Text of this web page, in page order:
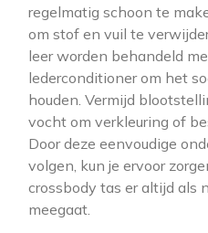
regelmatig schoon te
om stof en vuil te
leer worden behandeld
lederconditioner om het
houden. Vermijd
vocht om verkleuring of
Door deze eenvoudige
volgen, kun je ervoor
crossbody tas er altijd als
meegaat.